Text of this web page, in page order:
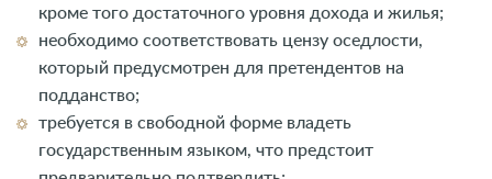
кроме того достаточного уровня дохода и жилья;
необходимо соответствовать цензу оседлости,
который предусмотрен для претендентов на
подданство;
требуется в свободной форме владеть
государственным языком, что предстоит